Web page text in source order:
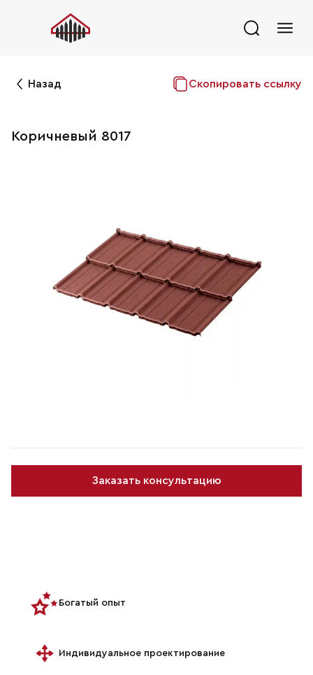
Назад Скопировать ссылку
Коричневый 8017
Заказать консультацию
Богатый опыт
Индивидуальное проектирование